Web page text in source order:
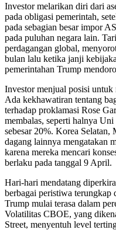
Investor melarikan diri dari
pada obligasi pemerintah,
pada sebagian besar impor
pada puluhan negara lain.
perdagangan global,
bulan lalu ketika janji
pemerintahan Trump
Investor menjual posisi
Ada kekhawatiran tentang
terhadap proklamasi Rose
membalas, seperti halnya
sebesar 20%. Korea Selatan,
dagang lainnya mengatakan
karena mereka mencari
berlaku pada tanggal 9 April.
Hari-hari mendatang
berbagai peristiwa terungkap
Trump mulai terasa dalam
Volatilitas CBOE, yang
Street, menyentuh level